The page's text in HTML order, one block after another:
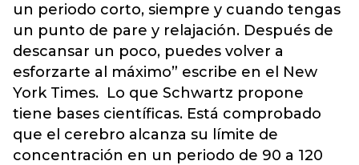
un periodo corto, siempre y cuando tengas
un punto de pare y relajación. Después de
descansar un poco, puedes volver a
esforzarte al máximo” escribe en el New
York Times. Lo que Schwartz propone
tiene bases científicas. Está comprobado
que el cerebro alcanza su límite de
concentración en un periodo de 90 a 120